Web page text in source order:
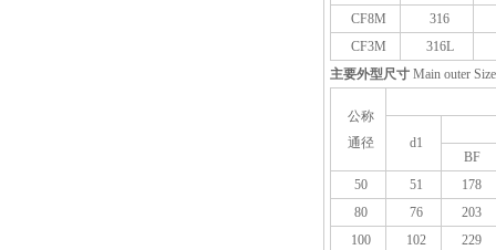
CF8M
316
CF3M
316L
主要外型尺寸 Main outer Size
公称
通径
d1
BF
50
51
178
80
76
203
100
102
229